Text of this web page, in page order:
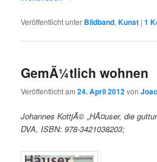
Veröffentlicht unter Bildband,Kunst |1
GemÃ¼tlich wohnen
Veröffentlicht am24. April 2012von
Johannes KottjÃ© „HÃ¤user, die
DVA, ISBN: 978-3421038203;